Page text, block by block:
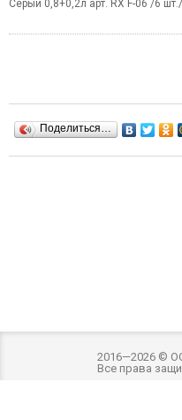
Cерый 0,8+0,2л арт. RX F-06 /6 шт./
Поделиться…
2016—2026 ©
Все права